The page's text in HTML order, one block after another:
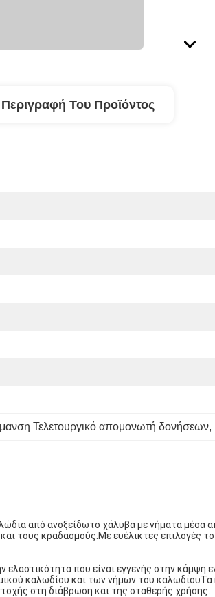
Περιγραφή Του Προϊόντος
Τελετουργικό απομονωτή δονήσεων,
από ανοξείδωτο χάλυβα με νήματα μέσα
τους κραδασμούς.Με ευέλικτες επιλογές
ελαστικότητα που είναι εγγενής στην
καλωδίου και των νήμων του
στη διάβρωση και της σταθερής χρήσης.